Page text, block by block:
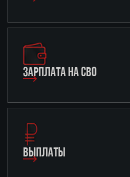
ЗАРПЛАТА НА СВО
ВЫПЛАТЫ